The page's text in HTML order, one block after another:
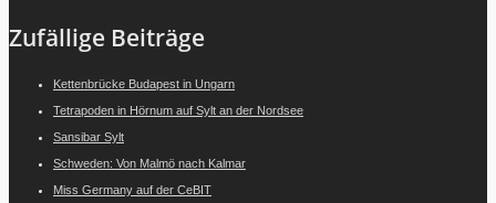
Zufällige Beiträge
Kettenbrücke Budapest in Ungarn
Tetrapoden in Hörnum auf Sylt an der Nordsee
Sansibar Sylt
Schweden: Von Malmö nach Kalmar
Miss Germany auf der CeBIT